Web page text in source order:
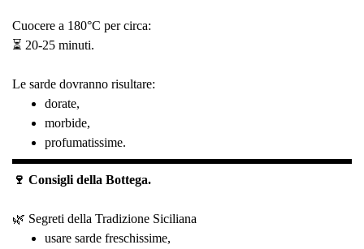
Cuocere a 180°C per circa:
⏳ 20-25 minuti.
Le sarde dovranno risultare:
dorate,
morbide,
profumatissime.
🍷 Consigli della Bottega.
🌿 Segreti della Tradizione Siciliana
usare sarde freschissime,